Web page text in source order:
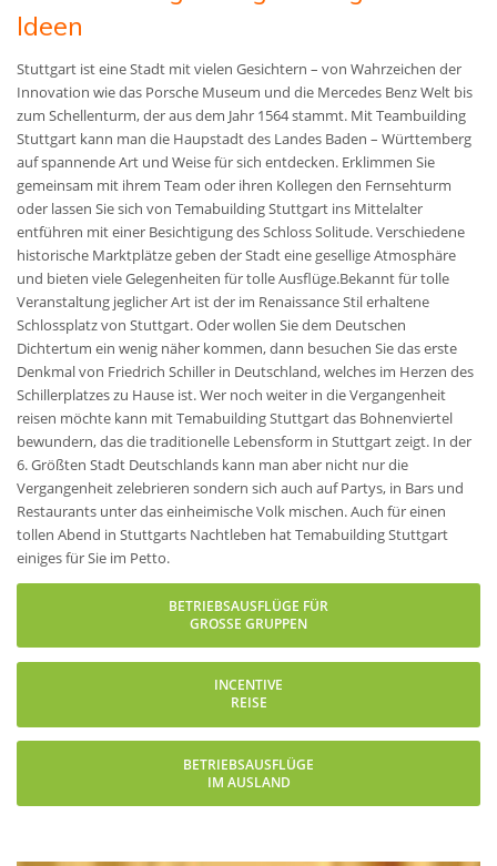
Ideen
Stuttgart ist eine Stadt mit vielen Gesichtern – von Wahrzeichen der
Innovation wie das Porsche Museum und die Mercedes Benz Welt bis
zum Schellenturm, der aus dem Jahr 1564 stammt. Mit Teambuilding
Stuttgart kann man die Haupstadt des Landes Baden – Württemberg
auf spannende Art und Weise für sich entdecken. Erklimmen Sie
gemeinsam mit ihrem Team oder ihren Kollegen den Fernsehturm
oder lassen Sie sich von Temabuilding Stuttgart ins Mittelalter
entführen mit einer Besichtigung des Schloss Solitude. Verschiedene
historische Marktplätze geben der Stadt eine gesellige Atmosphäre
und bieten viele Gelegenheiten für tolle Ausflüge.Bekannt für tolle
Veranstaltung jeglicher Art ist der im Renaissance Stil erhaltene
Schlossplatz von Stuttgart. Oder wollen Sie dem Deutschen
Dichtertum ein wenig näher kommen, dann besuchen Sie das erste
Denkmal von Friedrich Schiller in Deutschland, welches im Herzen des
Schillerplatzes zu Hause ist. Wer noch weiter in die Vergangenheit
reisen möchte kann mit Temabuilding Stuttgart das Bohnenviertel
bewundern, das die traditionelle Lebensform in Stuttgart zeigt. In der
6. Größten Stadt Deutschlands kann man aber nicht nur die
Vergangenheit zelebrieren sondern sich auch auf Partys, in Bars und
Restaurants unter das einheimische Volk mischen. Auch für einen
tollen Abend in Stuttgarts Nachtleben hat Temabuilding Stuttgart
einiges für Sie im Petto.
BETRIEBSAUSFLÜGE FÜR
GROSSE GRUPPEN
INCENTIVE
REISE
BETRIEBSAUSFLÜGE
IM AUSLAND